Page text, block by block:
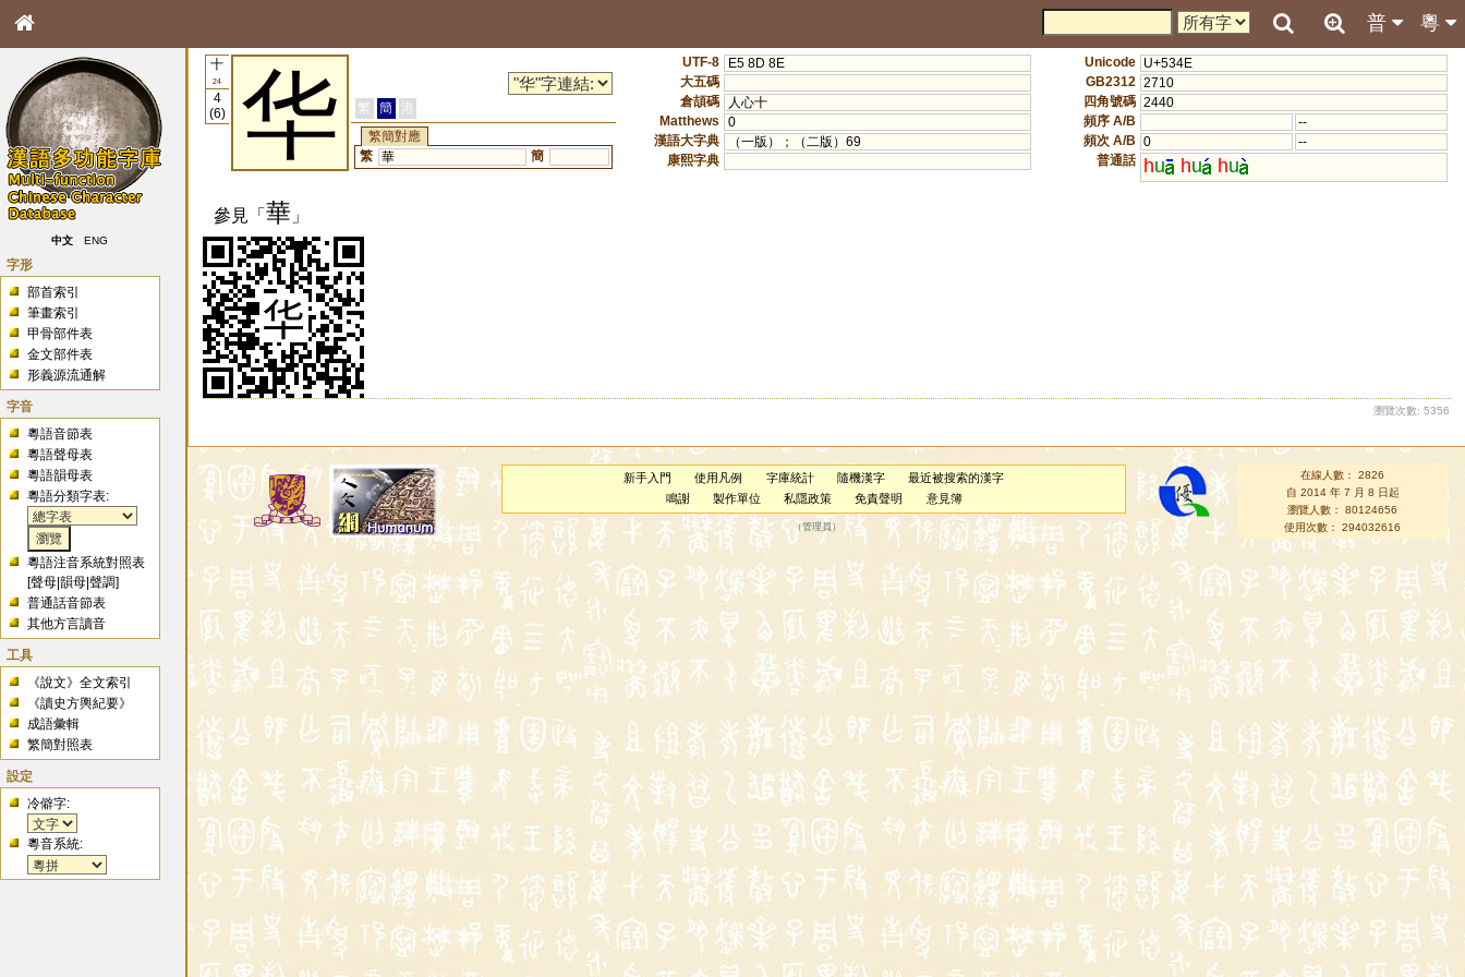
粵
普
中文 ENG
字形
部首索引
筆畫索引
甲骨部件表
金文部件表
形義源流通解
字音
粵語音節表
粵語聲母表
粵語韻母表
粵語分類字表:
粵語注音系統對照表
[聲母 |韻母 |聲調]
普通話音節表
其他方言讀音
工具
《說文》全文索引
《讀史方輿紀要》
成語彙輯
繁簡對照表
設定
冷僻字:
粵音系統:
十
24
4
(6)
华 繁 簡
港
繁簡對應
繁 華 簡
UTF-8
E5 8D 8E
大五碼
倉頡碼
人心十
Matthews
0
漢語大字典
（一版）；（二版）69
康熙字典
Unicode U+534E
GB2312 2710
四角號碼 2440
頻序 A/B
--
頻次 A/B 0
--
普通話 hu hu hu
參見「華 」
瀏覽次數: 5356
新手入門 使用凡例 字庫統計 隨機漢字
最近被搜索的漢字
鳴謝
製作單位 私隱政策 免責聲明 意見簿
（管理員）
在線人數： 2826
自 2014 年 7 月 8 日起
瀏覽人數： 80124656
使用次數： 294032616